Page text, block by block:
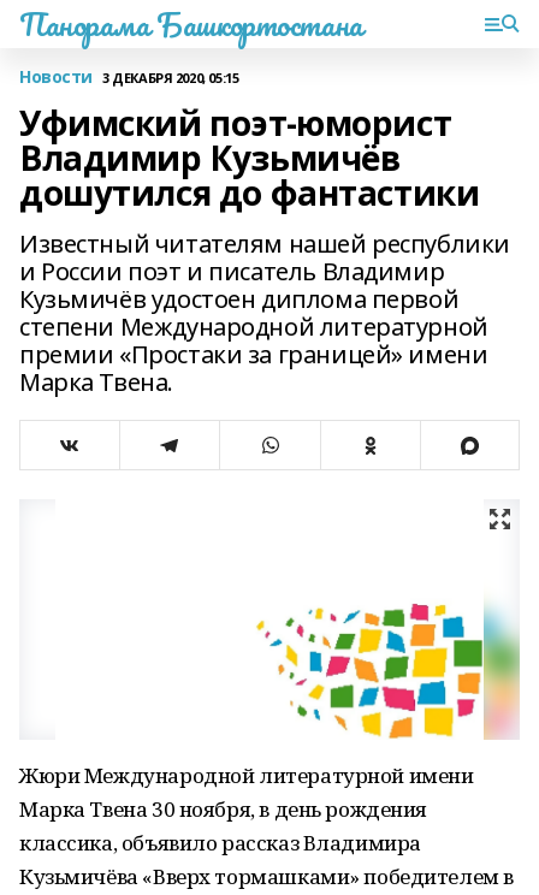
Панорама Башкортостана
Новости 3 ДЕКАБРЯ 2020, 05:15
Уфимский поэт-юморист
Владимир Кузьмичёв
дошутился до фантастики
Известный читателям нашей республики
и России поэт и писатель Владимир
Кузьмичёв удостоен диплома первой
степени Международной литературной
премии «Простаки за границей» имени
Марка Твена.
Жюри Международной литературной имени
Марка Твена 30 ноября, в день рождения
классика, объявило рассказ Владимира
Кузьмичёва «Вверх тормашками» победителем в